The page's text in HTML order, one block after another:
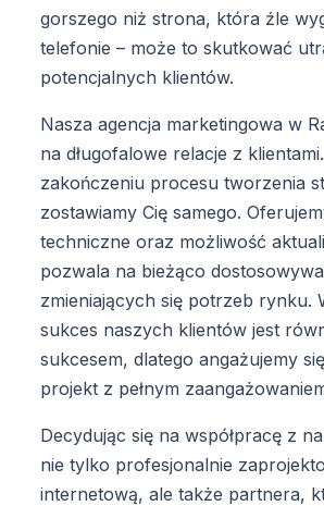
gorszego niż strona, która źle
telefonie – może to skutkować
potencjalnych klientów.
Nasza agencja marketingowa w
na długofalowe relacje z
zakończeniu procesu tworzenia
zostawiamy Cię samego.
techniczne oraz możliwość
pozwala na bieżąco
zmieniających się potrzeb rynku.
sukces naszych klientów jest
sukcesem, dlatego angażujemy
projekt z pełnym
Decydując się na współpracę z
nie tylko profesjonalnie
internetową, ale także partnera,